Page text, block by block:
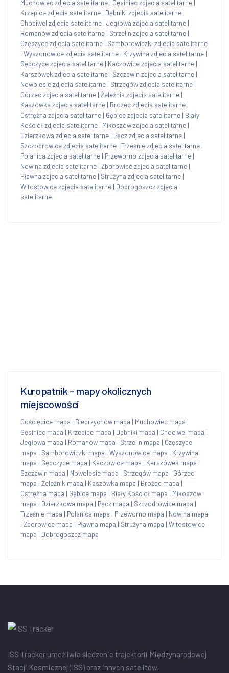
Muchowiec zdjecia satelitarne Gęsiniec zdjecia satelitarne
Krzepice zdjecia satelitarne | Dębniki zdjecia satelitarne |
Chociwel zdjecia satelitarne | Jegłowa zdjecia satelitarne |
Romanów zdjecia satelitarne | Strzelin zdjecia satelitarne |
Częszyce zdjecia satelitarne | Samborowiczki zdjecia satelitarne
| Wyszonowice zdjecia satelitarne | Krzywina zdjecia satelitarne |
Gębczyce zdjecia satelitarne | Kaczowice zdjecia satelitarne |
Karszówek zdjecia satelitarne | Szczawin zdjecia satelitarne |
Nowolesie zdjecia satelitarne | Strzegów zdjecia satelitarne |
Górzec zdjecia satelitarne | Żeleźnik zdjecia satelitarne |
Kaszówka zdjecia satelitarne | Brożec zdjecia satelitarne |
Ostrężna zdjecia satelitarne | Gębice zdjecia satelitarne | Biały
Kościół zdjecia satelitarne | Mikoszów zdjecia satelitarne |
Dzierzkowa zdjecia satelitarne | Pęcz zdjecia satelitarne |
Szczodrowice zdjecia satelitarne | Trześnie zdjecia satelitarne |
Polanica zdjecia satelitarne | Przeworno zdjecia satelitarne |
Nowina zdjecia satelitarne | Zborowice zdjecia satelitarne |
Pławna zdjecia satelitarne | Strużyna zdjecia satelitarne |
Witostowice zdjecia satelitarne | Dobrogoszcz zdjecia
satelitarne
Kuropatnik - mapy okolicznych
miejscowości
Gościęcice mapa | Biedrzychów mapa | Muchowiec mapa |
Gęsiniec mapa | Krzepice mapa | Dębniki mapa | Chociwel mapa |
Jegłowa mapa | Romanów mapa | Strzelin mapa | Częszyce
mapa | Samborowiczki mapa | Wyszonowice mapa | Krzywina
mapa | Gębczyce mapa | Kaczowice mapa | Karszówek mapa |
Szczawin mapa | Nowolesie mapa | Strzegów mapa | Górzec
mapa | Żeleźnik mapa | Kaszówka mapa | Brożec mapa |
Ostrężna mapa | Gębice mapa | Biały Kościół mapa | Mikoszów
mapa | Dzierzkowa mapa | Pęcz mapa | Szczodrowice mapa |
Trześnie mapa | Polanica mapa | Przeworno mapa | Nowina mapa
| Zborowice mapa | Pławna mapa | Strużyna mapa | Witostowice
mapa | Dobrogoszcz mapa
ISS Tracker umożliwia śledzenie trajektorii Międzynarodowej
Stacji Kosmicznej (ISS) oraz innych satelitów.